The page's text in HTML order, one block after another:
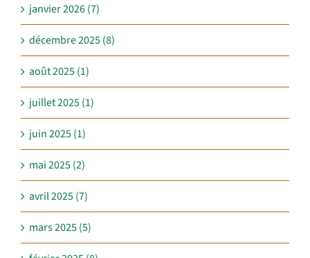
janvier 2026 (7)
décembre 2025 (8)
août 2025 (1)
juillet 2025 (1)
juin 2025 (1)
mai 2025 (2)
avril 2025 (7)
mars 2025 (5)